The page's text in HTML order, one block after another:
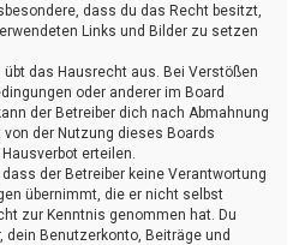
dass du das Recht besitzt,
Links und Bilder zu setzen
das Hausrecht aus. Bei Verstößen
oder anderer im Board
der Betreiber dich nach Abmahnung
der Nutzung dieses Boards
erteilen.
der Betreiber keine Verantwortung
übernimmt, die er nicht selbst
zur Kenntnis genommen hat. Du
dein Benutzerkonto, Beiträge und